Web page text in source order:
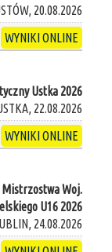
20.08.2026
WYNIKI ONLINE
Ustka 2026
22.08.2026
WYNIKI ONLINE
Mistrzostwa Woj.
U16 2026
24.08.2026